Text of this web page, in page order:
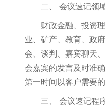
二、 会议速记领
财政金融、投资
业、矿产、教育、政
会、谈判、嘉宾聊天
会嘉宾的发言及时准
第一时间以客户需要
三、 会议速记程